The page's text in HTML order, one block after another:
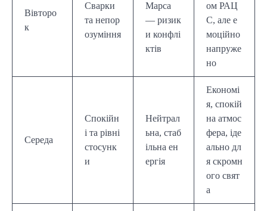
Вівторо
к
Сварки
та непор
озуміння
Марса
— ризик
и конфлі
ктів
ом РАЦ
С, але е
моційно
напруже
но
Середа
Спокійн
і та рівні
стосунк
и
Нейтрал
ьна, стаб
ільна ен
ергія
Економі
я, спокій
на атмос
фера, іде
ально дл
я скромн
ого свят
а